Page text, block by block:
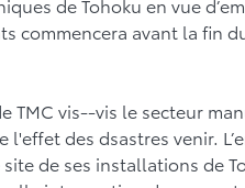
commencera avant la fin
TMC vis--vis le secteur
l'effet des dsastres venir.
de ses installations de